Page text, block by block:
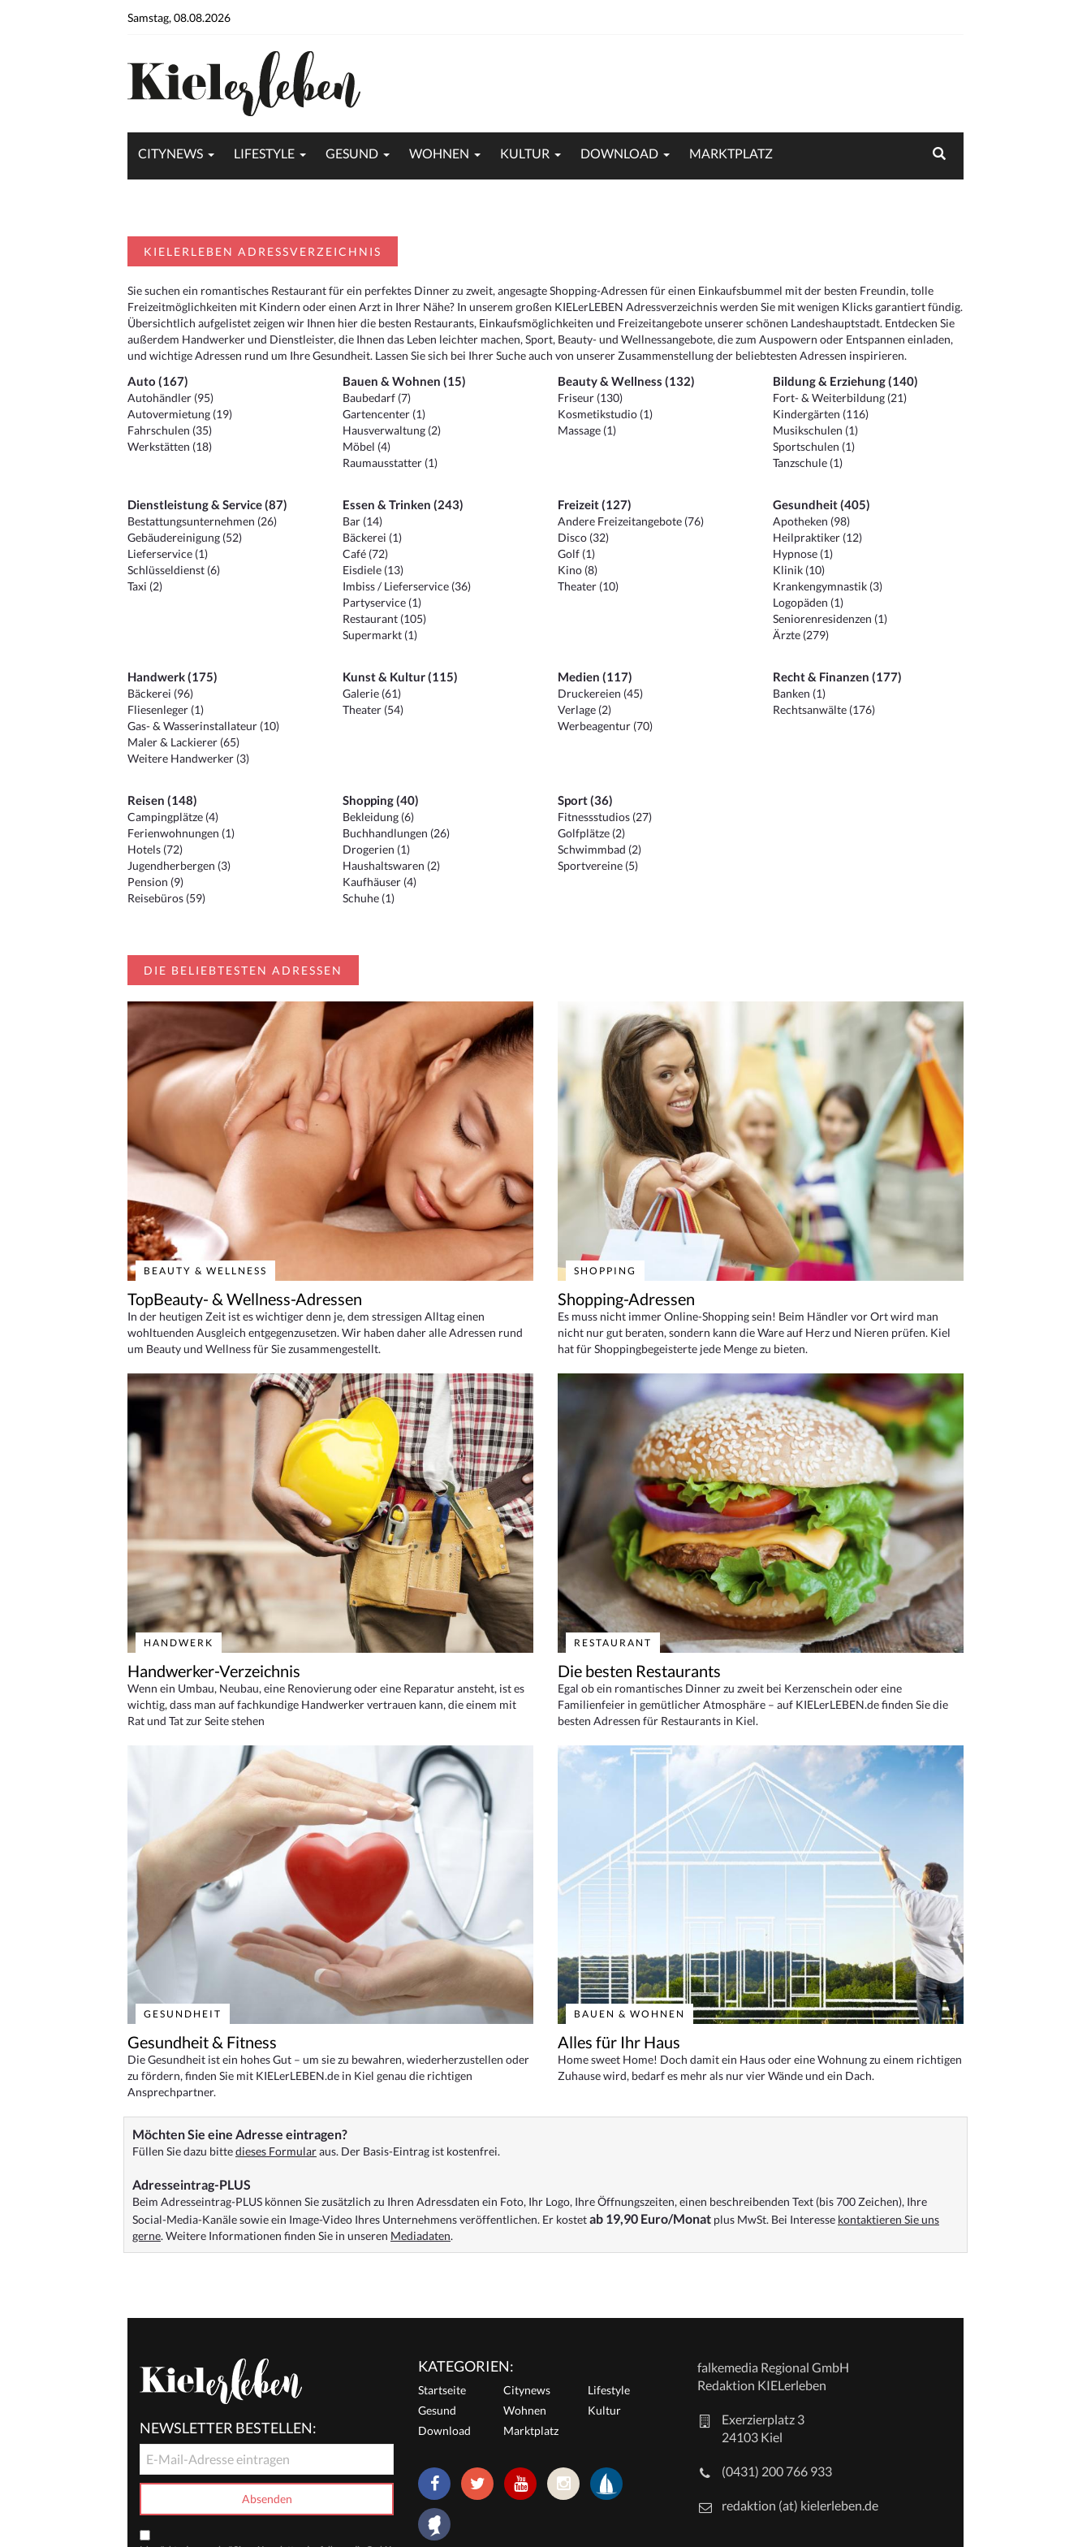
Samstag, 08.08.2026
CITYNEWS LIFESTYLE GESUND WOHNEN KULTUR DOWNLOAD MARKTPLATZ
KIELERLEBEN ADRESSVERZEICHNIS
Sie suchen ein romantisches Restaurant für ein perfektes Dinner zu zweit, angesagte Shopping-Adressen für einen Einkaufsbummel mit der besten Freundin, tolle
Freizeitmöglichkeiten mit Kindern oder einen Arzt in Ihrer Nähe? In unserem großen KIELerLEBEN Adressverzeichnis werden Sie mit wenigen Klicks garantiert fündig.
Übersichtlich aufgelistet zeigen wir Ihnen hier die besten Restaurants, Einkaufsmöglichkeiten und Freizeitangebote unserer schönen Landeshauptstadt. Entdecken Sie
außerdem Handwerker und Dienstleister, die Ihnen das Leben leichter machen, Sport, Beauty- und Wellnessangebote, die zum Auspowern oder Entspannen einladen,
und wichtige Adressen rund um Ihre Gesundheit. Lassen Sie sich bei Ihrer Suche auch von unserer Zusammenstellung der beliebtesten Adressen inspirieren.
Auto (167)
Autohändler (95)
Autovermietung (19)
Fahrschulen (35)
Werkstätten (18)
Bauen & Wohnen (15)
Baubedarf (7)
Gartencenter (1)
Hausverwaltung (2)
Möbel (4)
Raumausstatter (1)
Beauty & Wellness (132)
Friseur (130)
Kosmetikstudio (1)
Massage (1)
Bildung & Erziehung (140)
Fort- & Weiterbildung (21)
Kindergärten (116)
Musikschulen (1)
Sportschulen (1)
Tanzschule (1)
Dienstleistung & Service (87)
Bestattungsunternehmen (26)
Gebäudereinigung (52)
Lieferservice (1)
Schlüsseldienst (6)
Taxi (2)
Essen & Trinken (243)
Bar (14)
Bäckerei (1)
Café (72)
Eisdiele (13)
Imbiss / Lieferservice (36)
Partyservice (1)
Restaurant (105)
Supermarkt (1)
Freizeit (127)
Andere Freizeitangebote (76)
Disco (32)
Golf (1)
Kino (8)
Theater (10)
Gesundheit (405)
Apotheken (98)
Heilpraktiker (12)
Hypnose (1)
Klinik (10)
Krankengymnastik (3)
Logopäden (1)
Seniorenresidenzen (1)
Ärzte (279)
Handwerk (175)
Bäckerei (96)
Fliesenleger (1)
Gas- & Wasserinstallateur (10)
Maler & Lackierer (65)
Weitere Handwerker (3)
Kunst & Kultur (115)
Galerie (61)
Theater (54)
Medien (117)
Druckereien (45)
Verlage (2)
Werbeagentur (70)
Recht & Finanzen (177)
Banken (1)
Rechtsanwälte (176)
Reisen (148)
Campingplätze (4)
Ferienwohnungen (1)
Hotels (72)
Jugendherbergen (3)
Pension (9)
Reisebüros (59)
Shopping (40)
Bekleidung (6)
Buchhandlungen (26)
Drogerien (1)
Haushaltswaren (2)
Kaufhäuser (4)
Schuhe (1)
Sport (36)
Fitnessstudios (27)
Golfplätze (2)
Schwimmbad (2)
Sportvereine (5)
DIE BELIEBTESTEN ADRESSEN
BEAUTY & WELLNESS
TopBeauty- & Wellness-Adressen
In der heutigen Zeit ist es wichtiger denn je, dem stressigen Alltag einen
wohltuenden Ausgleich entgegenzusetzen. Wir haben daher alle Adressen rund
um Beauty und Wellness für Sie zusammengestellt.
SHOPPING
Shopping-Adressen
Es muss nicht immer Online-Shopping sein! Beim Händler vor Ort wird man
nicht nur gut beraten, sondern kann die Ware auf Herz und Nieren prüfen. Kiel
hat für Shoppingbegeisterte jede Menge zu bieten.
HANDWERK
Handwerker-Verzeichnis
Wenn ein Umbau, Neubau, eine Renovierung oder eine Reparatur ansteht, ist es
wichtig, dass man auf fachkundige Handwerker vertrauen kann, die einem mit
Rat und Tat zur Seite stehen
RESTAURANT
Die besten Restaurants
Egal ob ein romantisches Dinner zu zweit bei Kerzenschein oder eine
Familienfeier in gemütlicher Atmosphäre – auf KIELerLEBEN.de finden Sie die
besten Adressen für Restaurants in Kiel.
GESUNDHEIT
Gesundheit & Fitness
Die Gesundheit ist ein hohes Gut – um sie zu bewahren, wiederherzustellen oder
zu fördern, finden Sie mit KIELerLEBEN.de in Kiel genau die richtigen
Ansprechpartner.
BAUEN & WOHNEN
Alles für Ihr Haus
Home sweet Home! Doch damit ein Haus oder eine Wohnung zu einem richtigen
Zuhause wird, bedarf es mehr als nur vier Wände und ein Dach.
Möchten Sie eine Adresse eintragen?
Füllen Sie dazu bittedieses Formularaus. Der Basis-Eintrag ist kostenfrei.
Adresseintrag-PLUS
Beim Adresseintrag-PLUS können Sie zusätzlich zu Ihren Adressdaten ein Foto, Ihr Logo, Ihre Öffnungszeiten, einen beschreibenden Text (bis 700 Zeichen), Ihre
Social-Media-Kanäle sowie ein Image-Video Ihres Unternehmens veröffentlichen. Er kostetab 19,90 Euro/Monat plus MwSt. Bei Interesse kontaktieren Sie uns
gerne. Weitere Informationen finden Sie in unseren Mediadaten.
NEWSLETTER BESTELLEN:
KATEGORIEN:
Startseite Citynews
Lifestyle
Gesund
Wohnen
Kultur
Download
Marktplatz
falkemedia Regional GmbH
Redaktion KIELerleben
Exerzierplatz 3
24103 Kiel
(0431) 200 766 933
redaktion (at) kielerleben.de